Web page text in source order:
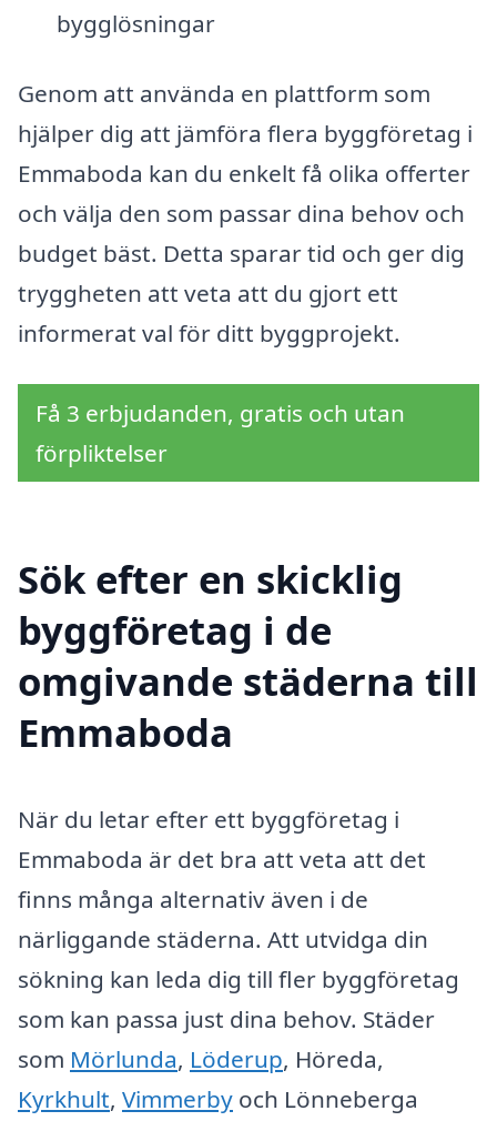
bygglösningar
Genom att använda en plattform som
hjälper dig att jämföra flera byggföretag i
Emmaboda kan du enkelt få olika offerter
och välja den som passar dina behov och
budget bäst. Detta sparar tid och ger dig
tryggheten att veta att du gjort ett
informerat val för ditt byggprojekt.
Få 3 erbjudanden, gratis och utan
förpliktelser
Sök efter en skicklig
byggföretag i de
omgivande städerna till
Emmaboda
När du letar efter ett byggföretag i
Emmaboda är det bra att veta att det
finns många alternativ även i de
närliggande städerna. Att utvidga din
sökning kan leda dig till fler byggföretag
som kan passa just dina behov. Städer
som Mörlunda, Löderup, Höreda,
Kyrkhult, Vimmerby och Lönneberga